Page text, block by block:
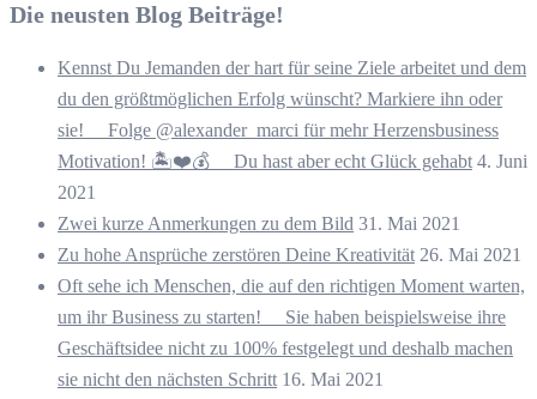
Die neusten Blog Beiträge!
Kennst Du Jemanden der hart für seine Ziele arbeitet und dem
du den größtmöglichen Erfolg wünscht? Markiere ihn oder
sie! ⠀ Folge @alexander_marci für mehr Herzensbusiness
Motivation! 🏝️❤️💰 ⠀ Du hast aber echt Glück gehabt 4. Juni
2021
Zwei kurze Anmerkungen zu dem Bild 31. Mai 2021
Zu hohe Ansprüche zerstören Deine Kreativität 26. Mai 2021
Oft sehe ich Menschen, die auf den richtigen Moment warten,
um ihr Business zu starten! ⠀ Sie haben beispielsweise ihre
Geschäftsidee nicht zu 100% festgelegt und deshalb machen
sie nicht den nächsten Schritt 16. Mai 2021